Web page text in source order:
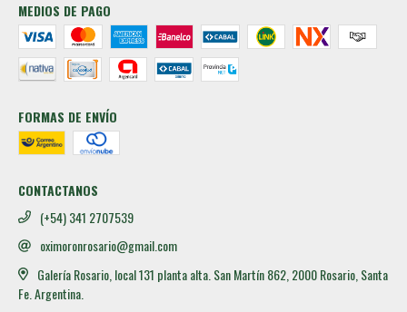
MEDIOS DE PAGO
FORMAS DE ENVÍO
CONTACTANOS
(+54) 341 2707539
oximoronrosario@gmail.com
Galería Rosario, local 131 planta alta. San Martín 862, 2000 Rosario, Santa
Fe. Argentina.